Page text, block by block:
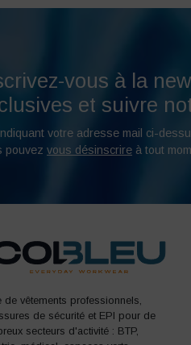
vous à la
et suivre
votre adresse mail ci-
pouvez vous désinscrire à tout
de vêtements professionnels,
de sécurité et EPI pour de
secteurs d'activité : BTP,